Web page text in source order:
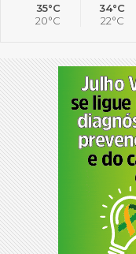
35°C
20°C
34°C
22°C